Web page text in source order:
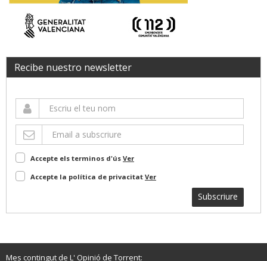
Recibe nuestro newsletter
Accepte els terminos d'ús Ver
Accepte la política de privacitat Ver
Subscriure
Mes contingut de L' Opinió de Torrent: